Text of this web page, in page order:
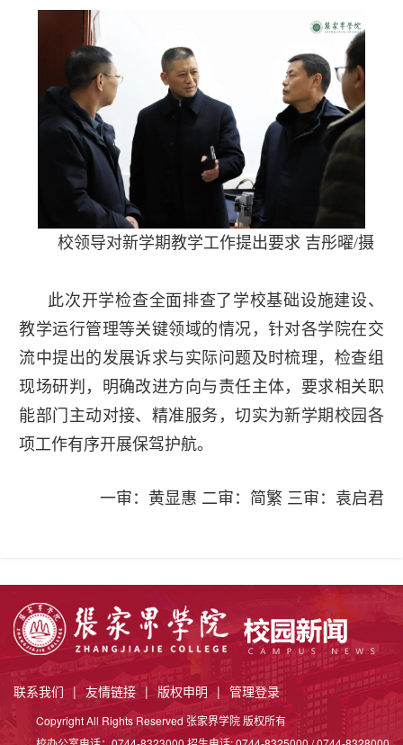
校领导对新学期教学工作提出要求 吉彤曜/摄
此次开学检查全面排查了学校基础设施建设、
教学运行管理等关键领域的情况，针对各学院在交
流中提出的发展诉求与实际问题及时梳理，检查组
现场研判，明确改进方向与责任主体，要求相关职
能部门主动对接、精准服务，切实为新学期校园各
项工作有序开展保驾护航。
一审：黄显惠 二审：简繁 三审：袁启君
联系我们 | 友情链接 | 版权申明 | 管理登录
Copyright All Rights Reserved 张家界学院 版权所有